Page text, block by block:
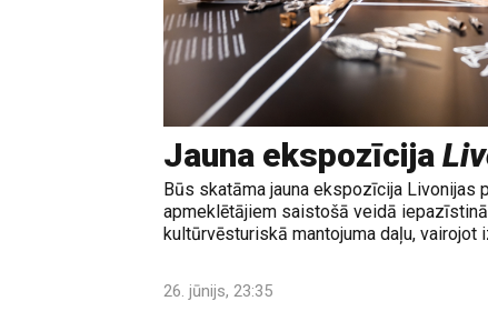
Jauna ekspozīcija
Būs skatāma jauna ekspozīcija Livonijas
apmeklētājiem saistošā veidā
kultūrvēsturiskā mantojuma daļu, vairojot
26. jūnijs, 23:35